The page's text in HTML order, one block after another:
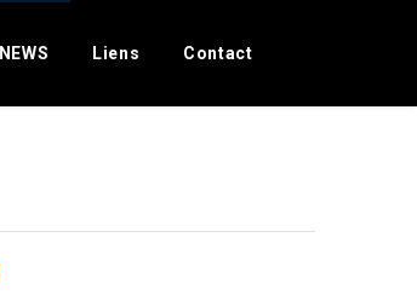
NEWS Liens Contact